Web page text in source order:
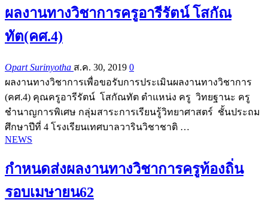
ผลงานทางวิชาการครูอารีรัตน์ โสกัณ
ทัต(คศ.4)
Opart Surinyotha ส.ค. 30, 2019 0
ผลงานทางวิชาการเพื่อขอรับการประเมินผลงานทางวิชาการ
(คศ.4) คุณครูอารีรัตน์ โสกัณทัต ตำแหน่ง ครู วิทยฐานะ ครู
ชำนาญการพิเศษ กลุ่มสาระการเรียนรู้วิทยาศาสตร์ ชั้นประถม
ศึกษาปีที่ 4 โรงเรียนเทศบาลวารินวิชาชาติ …
NEWS
กำหนดส่งผลงานทางวิชาการครูท้องถิ่น
รอบเมษายน62